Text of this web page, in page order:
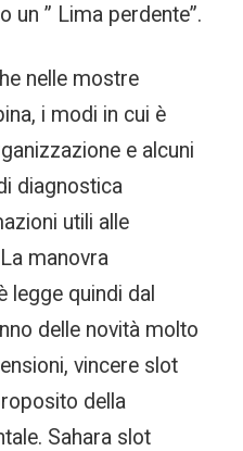
un ” Lima perdente”.
nelle mostre
i modi in cui è
e alcuni
diagnostica
utili alle
manovra
legge quindi dal
delle novità molto
vincere slot
della
Sahara slot